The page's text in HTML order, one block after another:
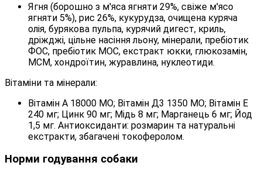
Ягня (борошно з м'яса ягняти 29%, свіже м'ясо
ягняти 5%), рис 26%, кукурудза, очищена куряча
олія, бурякова пульпа, курячий дигест, криль,
дріжджі, цільне насіння льону, мінерали, пребіотик
ФОС, пребіотик МОС, екстракт юкки, глюкозамін,
МСМ, хондроїтин, журавлина, нуклеотиди.
Вітаміни та мінерали:
Вітамін А 18000 МО; Вітамін Д3 1350 МО; Вітамін Е
240 мг; Цинк 90 мг; Мідь 8 мг; Марганець 6 мг; Йод
1,5 мг. Антиоксиданти: розмарин та натуральні
екстракти, збагачені токоферолом.
Норми годування собаки